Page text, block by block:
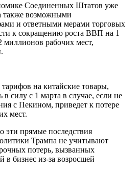
Соединенных Штатов уже
также возможными
и ответными мерами торговых
к сокращению роста ВВП на 1
миллионов рабочих мест,
на китайские товары,
в силу с 1 марта в случае, если не
с Пекином, приведет к потере
мест.
эти прямые последствия
Трампа не учитывают
потерь, вызванных
бизнес из-за возросшей